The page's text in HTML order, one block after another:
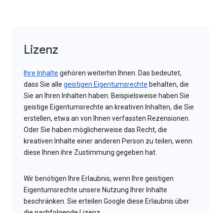
Lizenz
Ihre Inhalte gehören weiterhin Ihnen. Das bedeutet,
dass Sie alle geistigen Eigentumsrechte behalten, die
Sie an Ihren Inhalten haben. Beispielsweise haben Sie
geistige Eigentumsrechte an kreativen Inhalten, die Sie
erstellen, etwa an von Ihnen verfassten Rezensionen.
Oder Sie haben möglicherweise das Recht, die
kreativen Inhalte einer anderen Person zu teilen, wenn
diese Ihnen ihre Zustimmung gegeben hat.
Wir benötigen Ihre Erlaubnis, wenn Ihre geistigen
Eigentumsrechte unsere Nutzung Ihrer Inhalte
beschränken. Sie erteilen Google diese Erlaubnis über